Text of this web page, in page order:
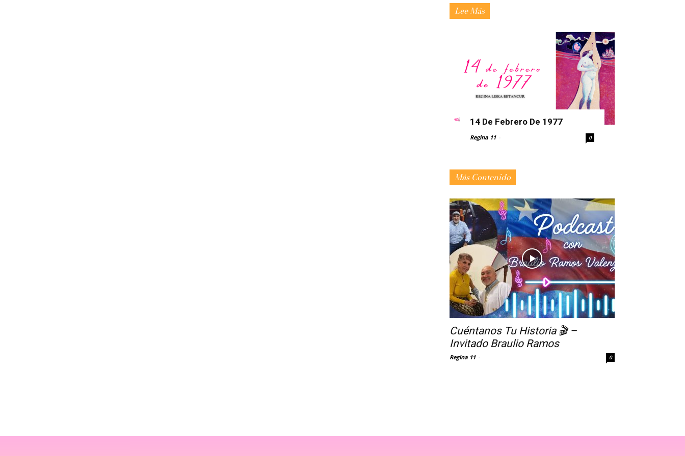
Lee Más
14 De Febrero De 1977
Regina 11 0
Más Contenido
Cuéntanos Tu Historia 🎬 –
Invitado Braulio Ramos
Regina 11 0